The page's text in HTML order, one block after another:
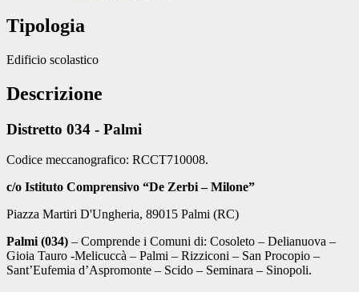
Tipologia
Edificio scolastico
Descrizione
Distretto 034 - Palmi
Codice meccanografico: RCCT710008.
c/o Istituto Comprensivo “De Zerbi – Milone”
Piazza Martiri D'Ungheria, 89015 Palmi (RC)
Palmi (034) – Comprende i Comuni di: Cosoleto – Delianuova –
Gioia Tauro -Melicuccà – Palmi – Rizziconi – San Procopio –
Sant’Eufemia d’Aspromonte – Scido – Seminara – Sinopoli.